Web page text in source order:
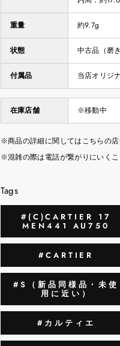
重量 約9.7g
状態 中古品（磨
付属品 当店オリジ
在庫店舗 ※移動中
※商品の詳細に関してはこちらの
※混雑の際は電話が繋がりにいくこ
Tags
#(C)CARTIER 17
MEN441 AU750
#CARTIER
#S（新品同様品・未使
用に近い）
#カルティエ